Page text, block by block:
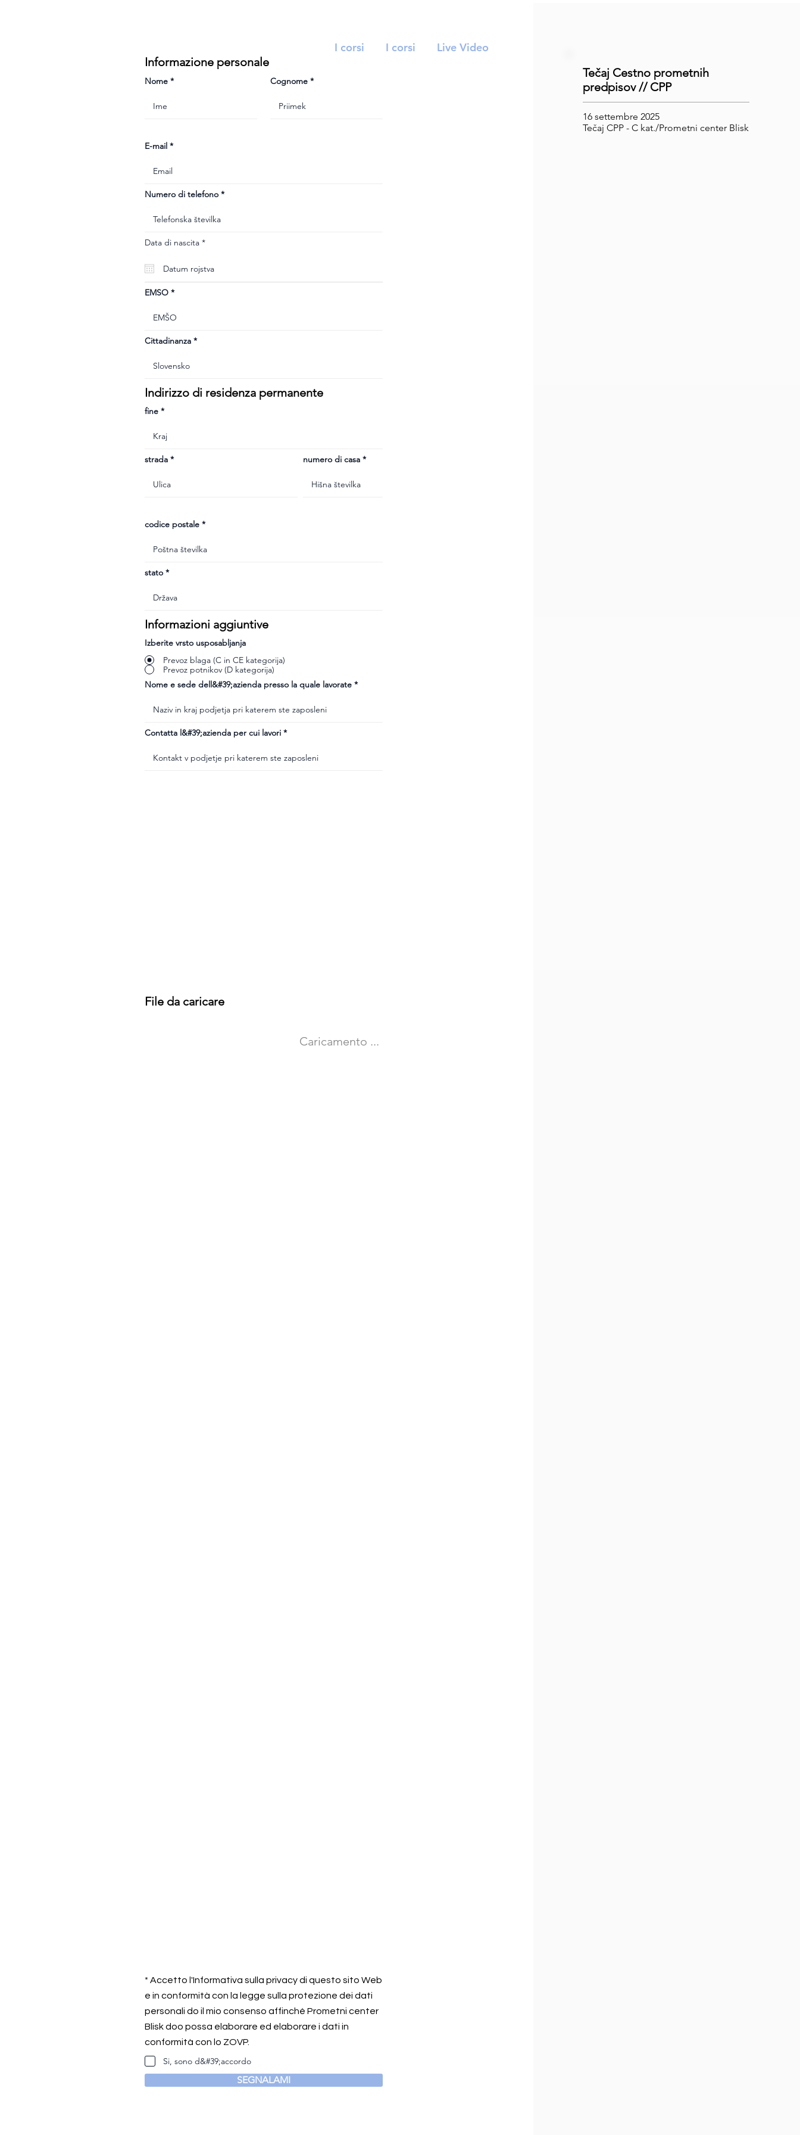
Informazione personale
Nome Cognome
E-mail
Numero di telefono
Data di nascita *r
u
i
r
EMSO
Cittadinanza
Tečaj Cestno prometnih
predpisov // CPP
16 settembre 2025
Tečaj CPP - C kat./Prometni center Blisk
Indirizzo di residenza permanente
fine
strada numero di casa
codice postale
stato
Informazioni aggiuntive
Izberite vrsto usposabljanja
Prevoz blaga (C in CE kategorija)
Prevoz potnikov (D kategorija)
Nome e sede dell&#39;azienda presso la quale lavorate
Contatta l&#39;azienda per cui lavori
File da caricare
Caricamento ...
* Accetto l'Informativa sulla privacy di questo sito Web
e in conformità con la legge sulla protezione dei dati
personali do il mio consenso affinché Prometni center
Blisk doo possa elaborare ed elaborare i dati in
conformità con lo ZOVP.
Si, sono d&#39;accordo
SEGNALAMI
I corsi I corsi Live Video